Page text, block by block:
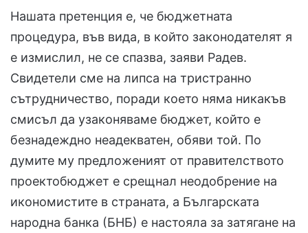
Нашата претенция е, че бюджетната
процедура, във вида, в който законодателят я
е измислил, не се спазва, заяви Радев.
Свидетели сме на липса на тристранно
сътрудничество, поради което няма никакъв
смисъл да узаконяваме бюджет, който е
безнадеждно неадекватен, обяви той. По
думите му предложеният от правителството
проектобюджет е срещнал неодобрение на
икономистите в страната, а Българската
народна банка (БНБ) е настояла за затягане на